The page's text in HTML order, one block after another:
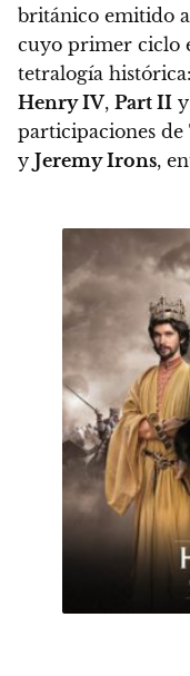
británico emitido
cuyo primer ciclo
tetralogía histórica:
Henry IV, Part II y
participaciones de
y Jeremy Irons,